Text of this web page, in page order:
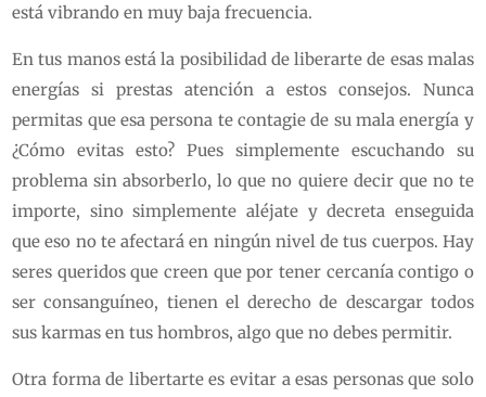
está vibrando en muy baja frecuencia.
En tus manos está la posibilidad de liberarte de esas malas
energías si prestas atención a estos consejos. Nunca
permitas que esa persona te contagie de su mala energía y
¿Cómo evitas esto? Pues simplemente escuchando su
problema sin absorberlo, lo que no quiere decir que no te
importe, sino simplemente aléjate y decreta enseguida
que eso no te afectará en ningún nivel de tus cuerpos. Hay
seres queridos que creen que por tener cercanía contigo o
ser consanguíneo, tienen el derecho de descargar todos
sus karmas en tus hombros, algo que no debes permitir.
Otra forma de libertarte es evitar a esas personas que solo